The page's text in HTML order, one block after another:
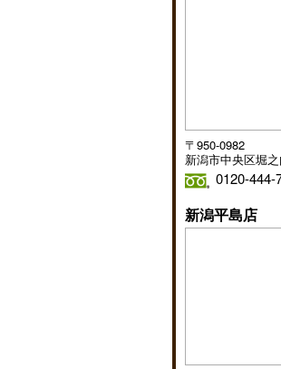
〒950-0982
新潟市中央区堀
0120-444-
新潟平島店